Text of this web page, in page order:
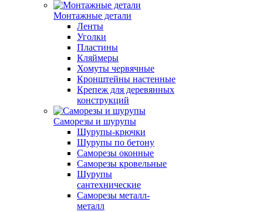
Монтажные детали
Ленты
Уголки
Пластины
Кляймеры
Хомуты червячные
Кронштейны настенные
Крепеж для деревянных
конструкций
Саморезы и шурупы
Шурупы-крючки
Шурупы по бетону
Саморезы оконные
Саморезы кровельные
Шурупы
сантехнические
Саморезы металл-
металл